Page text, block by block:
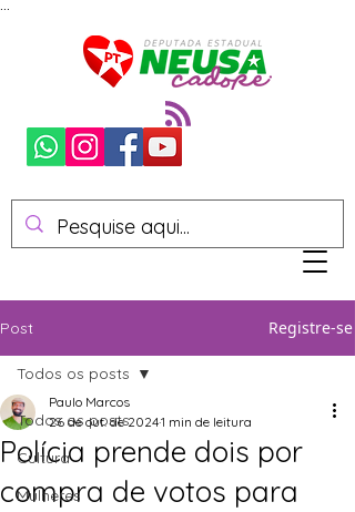
Post Registre-se
Todos os posts
Cultura
Mulheres
Todos os posts
Polícia prende dois por
compra de votos para
Paulo Marcos
26 de out. de 20241 min de leitura